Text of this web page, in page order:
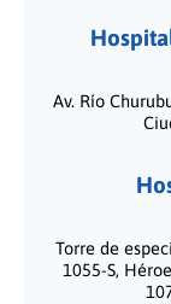
Av. Río
Torre de
1055-S,